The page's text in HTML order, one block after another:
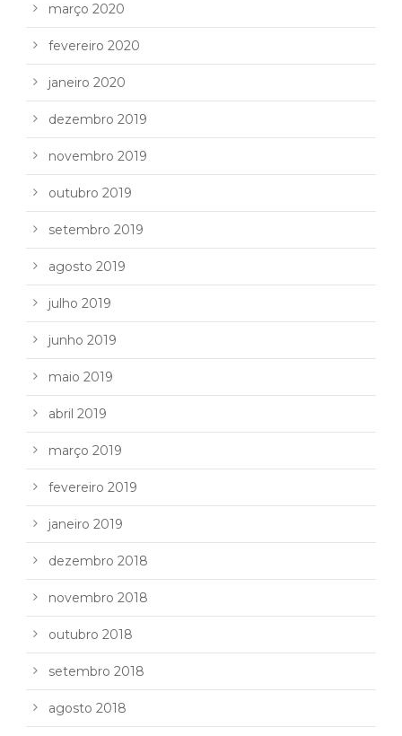
março 2020
fevereiro 2020
janeiro 2020
dezembro 2019
novembro 2019
outubro 2019
setembro 2019
agosto 2019
julho 2019
junho 2019
maio 2019
abril 2019
março 2019
fevereiro 2019
janeiro 2019
dezembro 2018
novembro 2018
outubro 2018
setembro 2018
agosto 2018